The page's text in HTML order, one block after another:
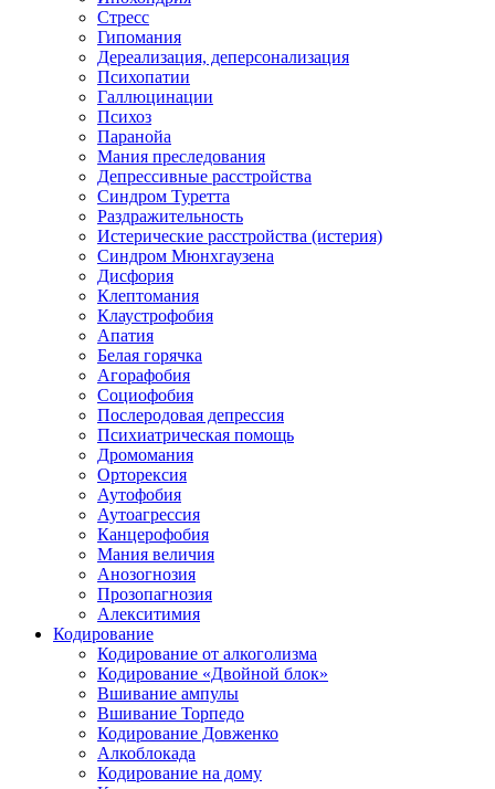
Стресс
Гипомания
Дереализация, деперсонализация
Психопатии
Галлюцинации
Психоз
Паранойа
Мания преследования
Депрессивные расстройства
Синдром Туретта
Раздражительность
Истерические расстройства (истерия)
Синдром Мюнхгаузена
Дисфория
Клептомания
Клаустрофобия
Апатия
Белая горячка
Агорафобия
Социофобия
Послеродовая депрессия
Психиатрическая помощь
Дромомания
Орторексия
Аутофобия
Аутоагрессия
Канцерофобия
Мания величия
Анозогнозия
Прозопагнозия
Алекситимия
Кодирование
Кодирование от алкоголизма
Кодирование «Двойной блок»
Вшивание ампулы
Вшивание Торпедо
Кодирование Довженко
Алкоблокада
Кодирование на дому